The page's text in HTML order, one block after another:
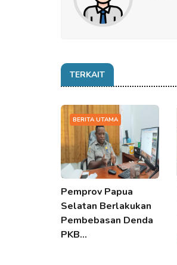
TERKAIT
BERITA UTAMA
Pemprov Papua
Selatan Berlakukan
Pembebasan Denda
PKB…